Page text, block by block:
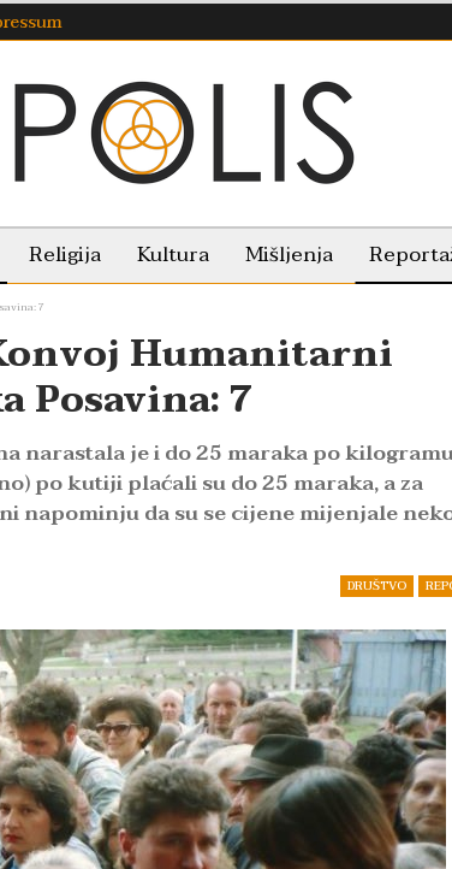
Religija Kultura Mišljenja
7
Humanitarni
Posavina: 7
narastala je i do 25 maraka po
po kutiji plaćali su do 25 maraka, a za
napominju da su se cijene mijenjale
DRUŠTVO